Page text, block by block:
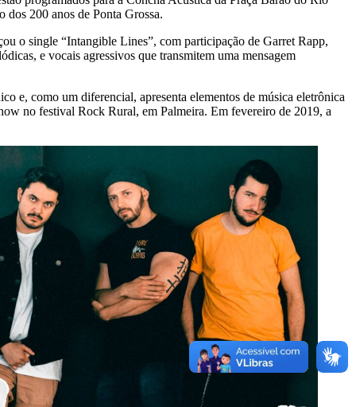
200 anos de Ponta Grossa.
o single “Intangible Lines”, com participação de Garret Rapp,
e vocais agressivos que transmitem uma mensagem
e, como um diferencial, apresenta elementos de música eletrônica
no festival Rock Rural, em Palmeira. Em fevereiro de 2019, a